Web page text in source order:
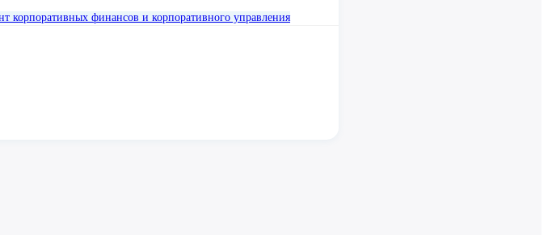
корпоративных финансов и корпоративного управления